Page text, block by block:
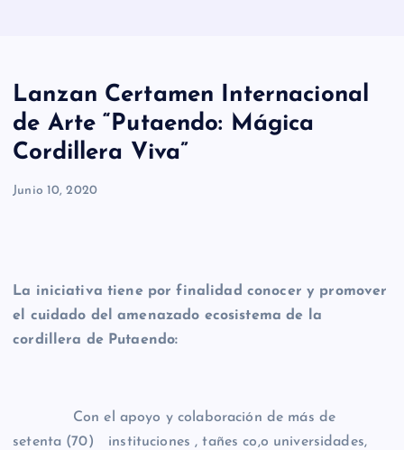
Lanzan Certamen Internacional
de Arte “Putaendo: Mágica
Cordillera Viva”
Junio 10, 2020
La iniciativa tiene por finalidad conocer y promover
el cuidado del amenazado ecosistemade la
cordillera de Putaendo:
Con el apoyo y colaboración de más de
setenta (70) instituciones , tañes co,o universidades,